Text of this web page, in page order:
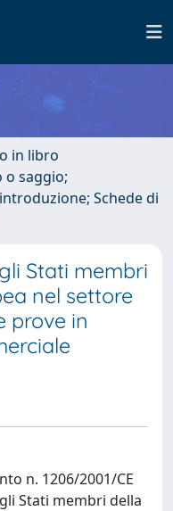
in libro
o saggio;
Schede di
Stati membri
nel settore
prove in
n. 1206/2001/CE
Stati membri della